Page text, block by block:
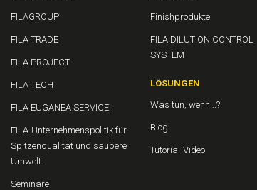
FILAGROUP
FILA TRADE
FILA PROJECT
FILA TECH
FILA EUGANEA SERVICE
FILA-Unternehmenspolitik für
Spitzenqualität und saubere
Umwelt
Seminare
Finishprodukte
FILA DILUTION CONTROL
SYSTEM
LÖSUNGEN
Was tun, wenn...?
Blog
Tutorial-Video